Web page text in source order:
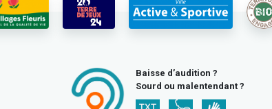
Baisse d’audition ?
Sourd ou malentendant ?